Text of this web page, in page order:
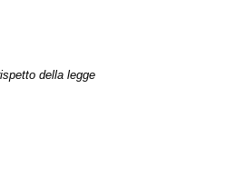
della legge